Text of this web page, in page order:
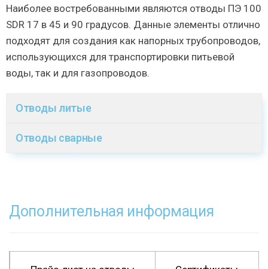
Наиболее востребованными являются отводы ПЭ 100
SDR 17 в 45 и 90 градусов. Данные элементы отлично
подходят для создания как напорных трубопроводов,
использующихся для транспортировки питьевой
воды, так и для газопроводов.
Отводы литые
Отводы сварные
Дополнительная информация